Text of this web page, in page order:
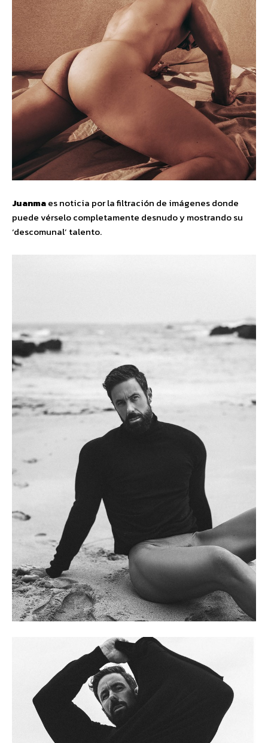
Juanmaes noticia por la filtración de imágenes donde
puede vérselo completamente desnudo y mostrando su
‘descomunal’ talento.